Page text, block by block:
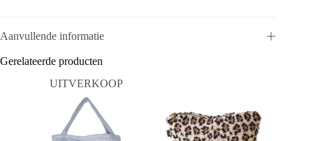
Aanvullende informatie
Gerelateerde producten
UITVERKOOP